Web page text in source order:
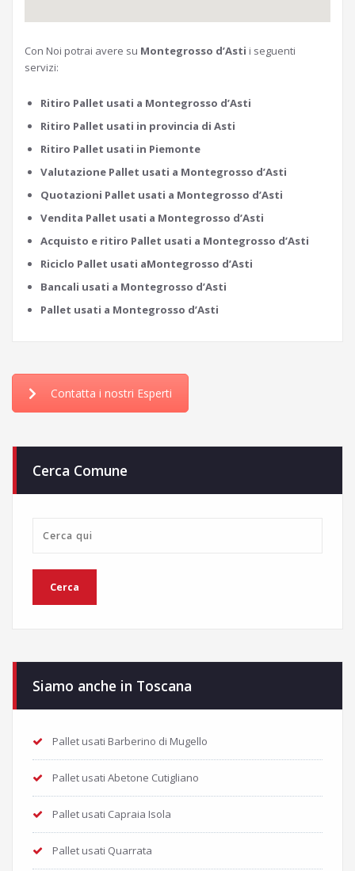
Con Noi potrai avere su Montegrosso d’Asti i seguenti
servizi:
Ritiro Pallet usati a Montegrosso d’Asti
Ritiro Pallet usati in provincia di Asti
Ritiro Pallet usati in Piemonte
Valutazione Pallet usati a Montegrosso d’Asti
Quotazioni Pallet usati a Montegrosso d’Asti
Vendita Pallet usati a Montegrosso d’Asti
Acquisto e ritiro Pallet usati a Montegrosso d’Asti
Riciclo Pallet usati aMontegrosso d’Asti
Bancali usati a Montegrosso d’Asti
Pallet usati a Montegrosso d’Asti
Contatta i nostri Esperti
Cerca Comune
Siamo anche in Toscana
Pallet usati Barberino di Mugello
Pallet usati Abetone Cutigliano
Pallet usati Capraia Isola
Pallet usati Quarrata